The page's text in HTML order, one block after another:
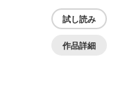
試し読み
作品詳細